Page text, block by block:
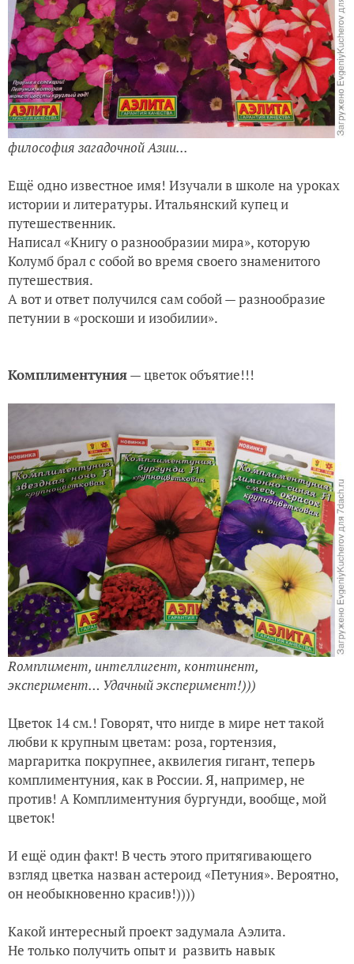
философия загадочной Азии...
Ещё одно известное имя! Изучали в школе на уроках
истории и литературы. Итальянский купец и
путешественник.
Написал «Книгу о разнообразии мира», которую
Колумб брал с собой во время своего знаменитого
путешествия.
А вот и ответ получился сам собой — разнообразие
петунии в «роскоши и изобилии».
Комплиментуния— цветок объятие!!!
Rомплимент, интеллигент, континент,
эксперимент… Удачный эксперимент!)))
Цветок 14 см.! Говорят, что нигде в мире нет такой
любви к крупным цветам: роза, гортензия,
маргаритка покрупнее, аквилегия гигант, теперь
комплиментуния, как в России. Я, например, не
против! А Комплиментуния бургунди, вообще, мой
цветок!
И ещё один факт! В честь этого притягивающего
взгляд цветка назван астероид «Петуния». Вероятно,
он необыкновенно красив!))))
Какой интересный проект задумала Аэлита.
Не только получить опыт и развить навык